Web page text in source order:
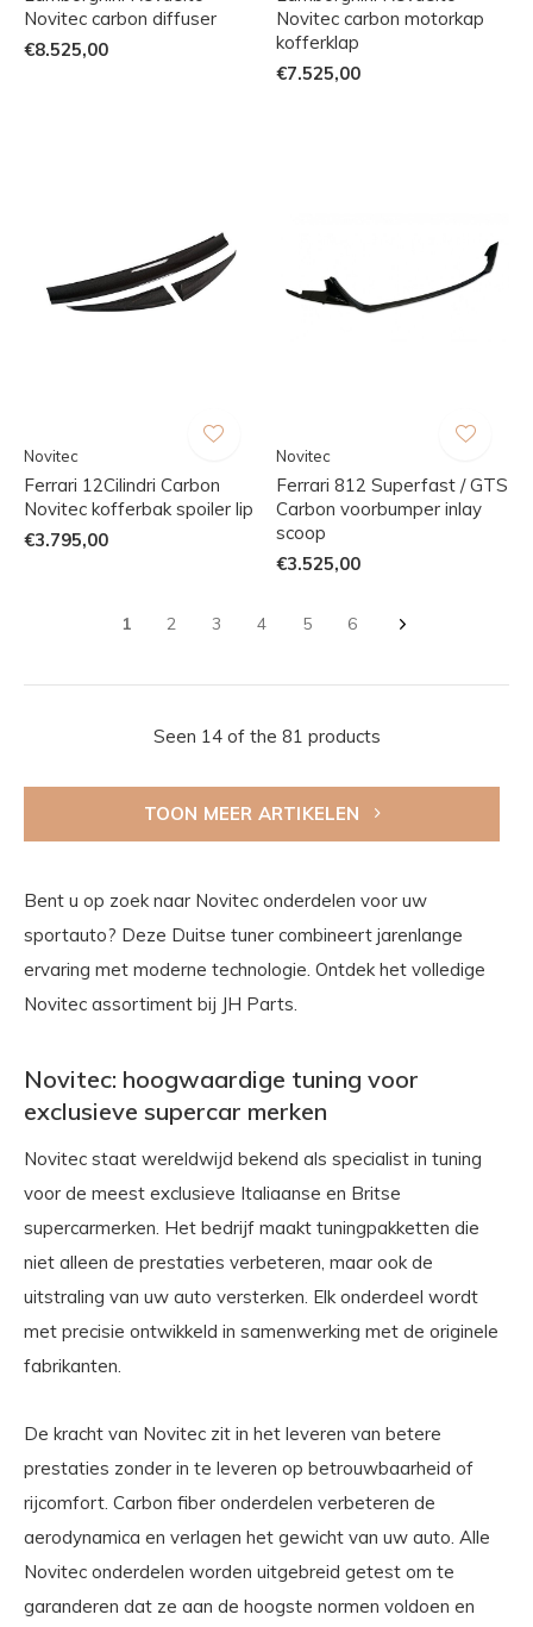
Novitec carbon diffuser
€8.525,00
Novitec carbon motorkap
kofferklap
€7.525,00
Novitec
Ferrari 12Cilindri Carbon
Novitec kofferbak spoiler lip
€3.795,00
Novitec
Ferrari 812 Superfast / GTS
Carbon voorbumper inlay
scoop
€3.525,00
1 2 3 4 5 6
Seen 14 of the 81 products
TOON MEER ARTIKELEN
Bent u op zoek naar Novitec onderdelen voor uw
sportauto? Deze Duitse tuner combineert jarenlange
ervaring met moderne technologie. Ontdek het volledige
Novitec assortiment bij JH Parts.
Novitec: hoogwaardige tuning voor
exclusieve supercar merken
Novitec staat wereldwijd bekend als specialist in tuning
voor de meest exclusieve Italiaanse en Britse
supercarmerken. Het bedrijf maakt tuningpakketten die
niet alleen de prestaties verbeteren, maar ook de
uitstraling van uw auto versterken. Elk onderdeel wordt
met precisie ontwikkeld in samenwerking met de originele
fabrikanten.
De kracht van Novitec zit in het leveren van betere
prestaties zonder in te leveren op betrouwbaarheid of
rijcomfort. Carbon fiber onderdelen verbeteren de
aerodynamica en verlagen het gewicht van uw auto. Alle
Novitec onderdelen worden uitgebreid getest om te
garanderen dat ze aan de hoogste normen voldoen en